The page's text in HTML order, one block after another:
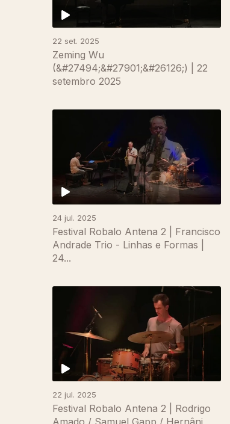
22 set. 2025
Zeming Wu
(&#27494;&#27901;&#26126;) | 22
setembro 2025
24 jul. 2025
Festival Robalo Antena 2 | Francisco
Andrade Trio - Linhas e Formas |
24...
22 jul. 2025
Festival Robalo Antena 2 | Rodrigo
Amado / Samuel Gapp / Hernâni